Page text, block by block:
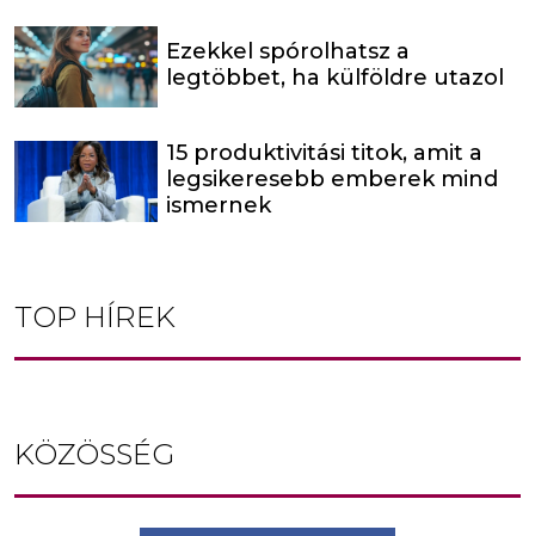
Ezekkel spórolhatsz a
legtöbbet, ha külföldre utazol
15 produktivitási titok, amit a
legsikeresebb emberek mind
ismernek
TOP HÍREK
KÖZÖSSÉG